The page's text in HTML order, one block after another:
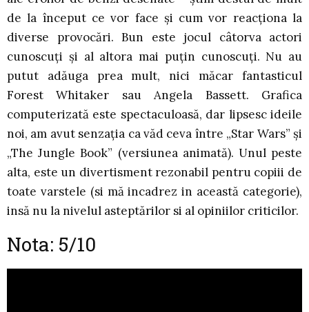
de la început ce vor face și cum vor reacționa la
diverse provocări. Bun este jocul câtorva actori
cunoscuți și al altora mai puțin cunoscuți. Nu au
putut adăuga prea mult, nici măcar fantasticul
Forest Whitaker sau Angela Bassett. Grafica
computerizată este spectaculoasă, dar lipsesc ideile
noi, am avut senzația ca văd ceva între „Star Wars” și
„The Jungle Book” (versiunea animată). Unul peste
alta, este un divertisment rezonabil pentru copiii de
toate varstele (si mă incadrez in această categorie),
insă nu la nivelul asteptărilor si al opiniilor criticilor.
Nota: 5/10